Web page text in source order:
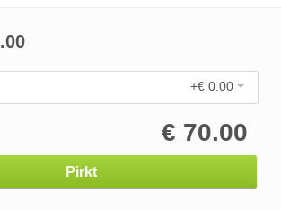
+€ 0.00
€ 70.00
Pirkt